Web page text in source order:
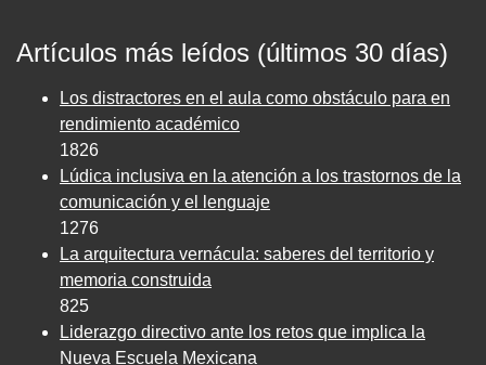
Artículos más leídos (últimos 30 días)
Los distractores en el aula como obstáculo para en
rendimiento académico
1826
Lúdica inclusiva en la atención a los trastornos de la
comunicación y el lenguaje
1276
La arquitectura vernácula: saberes del territorio y
memoria construida
825
Liderazgo directivo ante los retos que implica la
Nueva Escuela Mexicana